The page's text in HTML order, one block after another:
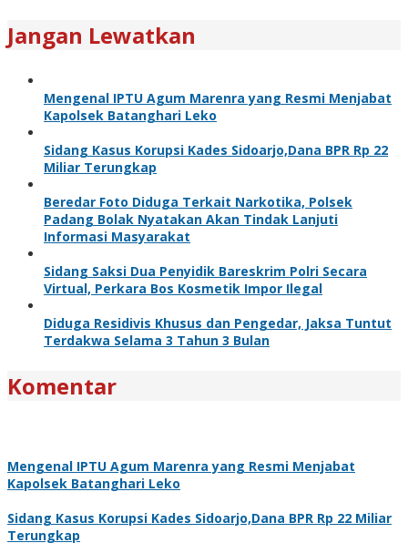
Jangan Lewatkan
Mengenal IPTU Agum Marenra yang Resmi Menjabat
Kapolsek Batanghari Leko
Sidang Kasus Korupsi Kades Sidoarjo,Dana BPR Rp 22
Miliar Terungkap
Beredar Foto Diduga Terkait Narkotika, Polsek
Padang Bolak Nyatakan Akan Tindak Lanjuti
Informasi Masyarakat
Sidang Saksi Dua Penyidik Bareskrim Polri Secara
Virtual, Perkara Bos Kosmetik Impor Ilegal
Diduga Residivis Khusus dan Pengedar, Jaksa Tuntut
Terdakwa Selama 3 Tahun 3 Bulan
Komentar
Mengenal IPTU Agum Marenra yang Resmi Menjabat
Kapolsek Batanghari Leko
Sidang Kasus Korupsi Kades Sidoarjo,Dana BPR Rp 22 Miliar
Terungkap